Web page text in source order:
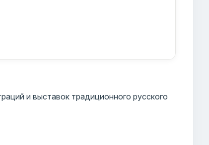
и выставок традиционного русского